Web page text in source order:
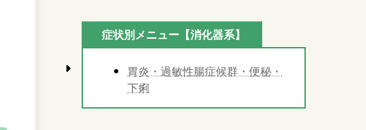
症状別メニュー【消化器系】
胃炎・過敏性腸症候群・便秘・
下痢